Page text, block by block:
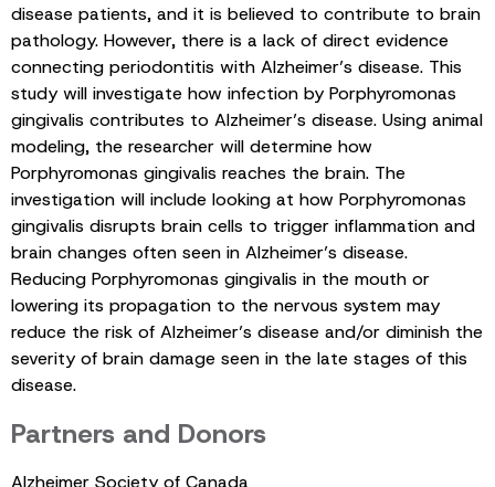
disease patients, and it is believed to contribute to brain
pathology. However, there is a lack of direct evidence
connecting periodontitis with Alzheimer’s disease. This
study will investigate how infection by Porphyromonas
gingivalis contributes to Alzheimer’s disease. Using animal
modeling, the researcher will determine how
Porphyromonas gingivalis reaches the brain. The
investigation will include looking at how Porphyromonas
gingivalis disrupts brain cells to trigger inflammation and
brain changes often seen in Alzheimer’s disease.
Reducing Porphyromonas gingivalis in the mouth or
lowering its propagation to the nervous system may
reduce the risk of Alzheimer’s disease and/or diminish the
severity of brain damage seen in the late stages of this
disease.
Partners and Donors
Alzheimer Society of Canada